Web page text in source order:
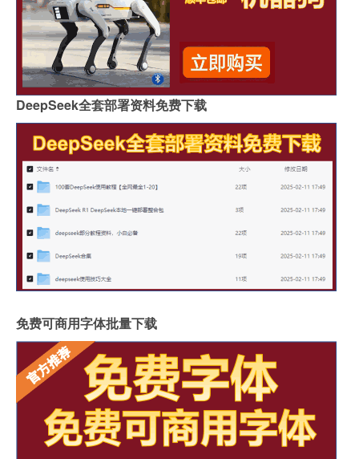
DeepSeek全套部署资料免费下载
免费可商用字体批量下载